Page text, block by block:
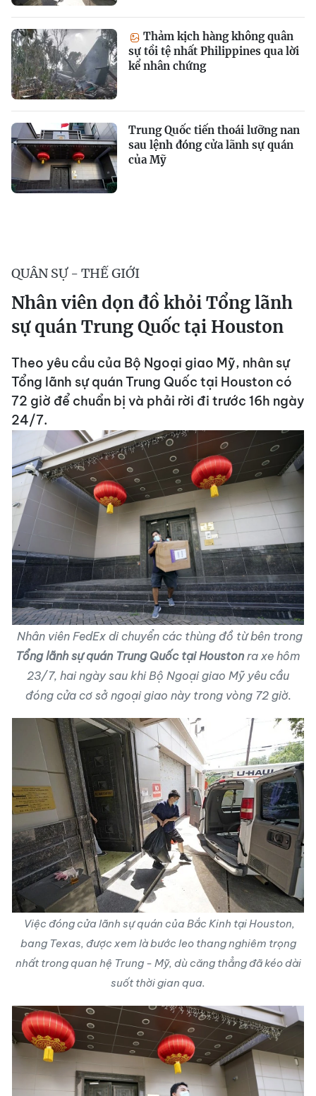
Thảm kịch hàng không quân
sự tồi tệ nhất Philippines qua lời
kể nhân chứng
Trung Quốc tiến thoái lưỡng nan
sau lệnh đóng cửa lãnh sự quán
của Mỹ
QUÂN SỰ - THẾ GIỚI
Nhân viên dọn đồ khỏi Tổng lãnh
sự quán Trung Quốc tại Houston
Theo yêu cầu của Bộ Ngoại giao Mỹ, nhân sự
Tổng lãnh sự quán Trung Quốc tại Houston có
72 giờ để chuẩn bị và phải rời đi trước 16h ngày
24/7.
Nhân viên FedEx di chuyển các thùng đồ từ bên trong
Tổng lãnh sự quán Trung Quốc tại Houstonra xe hôm
23/7, hai ngày sau khi Bộ Ngoại giao Mỹ yêu cầu
đóng cửa cơ sở ngoại giao này trong vòng 72 giờ.
Việc đóng cửa lãnh sự quán của Bắc Kinh tại Houston,
bang Texas, được xem là bước leo thang nghiêm trọng
nhất trong quan hệ Trung - Mỹ, dù căng thẳng đã kéo dài
suốt thời gian qua.